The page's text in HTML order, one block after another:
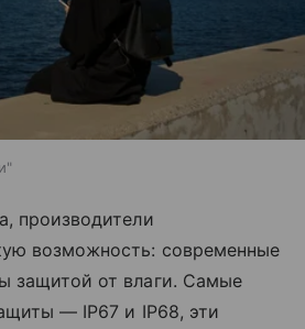
производители
возможность: современные
защитой от влаги. Самые
— IP67 и IP68, эти